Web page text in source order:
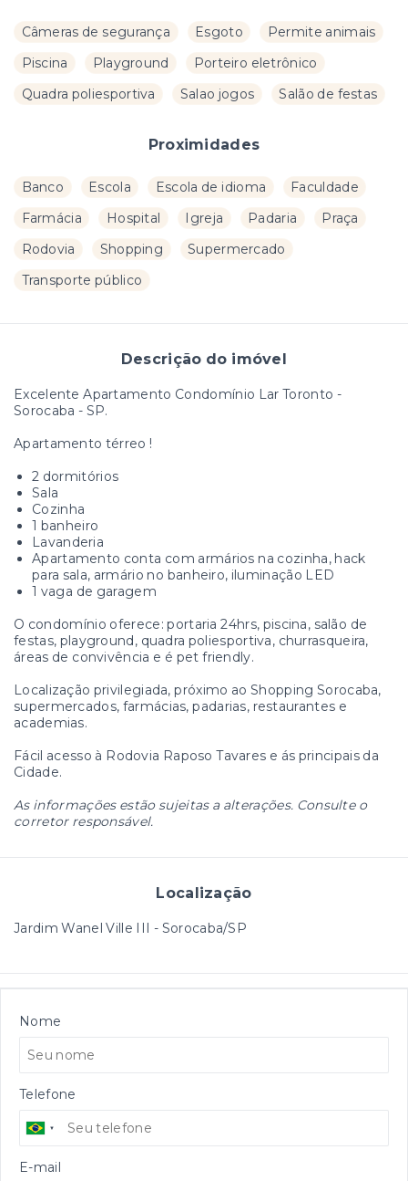
Câmeras de segurança Esgoto
Permite animais
Piscina
Playground
Porteiro eletrônico
Quadra poliesportiva
Salao jogos Salão de festas
Proximidades
Banco Escola Escola de idioma
Faculdade
Farmácia
Hospital Igreja Padaria
Praça
Rodovia
Shopping
Supermercado
Transporte público
Descrição do imóvel
Excelente Apartamento Condomínio Lar Toronto -
Sorocaba - SP.
Apartamento térreo !
2 dormitórios
Sala
Cozinha
1 banheiro
Lavanderia
Apartamento conta com armários na cozinha, hack
para sala, armário no banheiro, iluminação LED
1 vaga de garagem
O condomínio oferece: portaria 24hrs, piscina, salão de
festas, playground, quadra poliesportiva, churrasqueira,
áreas de convivência e é pet friendly.
Localização privilegiada, próximo ao Shopping Sorocaba,
supermercados, farmácias, padarias, restaurantes e
academias.
Fácil acesso à Rodovia Raposo Tavares e ás principais da
Cidade.
As informações estão sujeitas a alterações. Consulte o
corretor responsável.
Localização
Jardim Wanel Ville III - Sorocaba/SP
Nome
Telefone
E-mail